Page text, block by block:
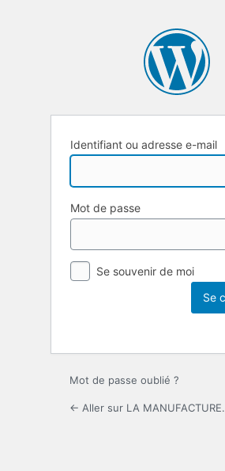
Identifiant ou adresse e-mail
Mot de passe
Se souvenir de moi
Mot de passe oublié ?
← Aller sur LA MANUFACTURE.